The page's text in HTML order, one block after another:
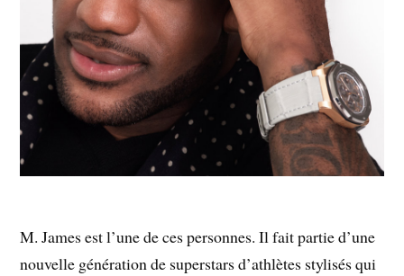
M. James est l’une de ces personnes. Il fait partie d’une
nouvelle génération de superstars d’athlètes stylisés qui